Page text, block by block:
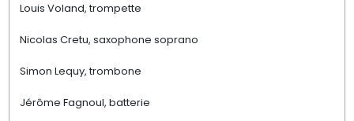
Louis Voland, trompette
Nicolas Cretu, saxophone soprano
Simon Lequy, trombone
Jérôme Fagnoul, batterie